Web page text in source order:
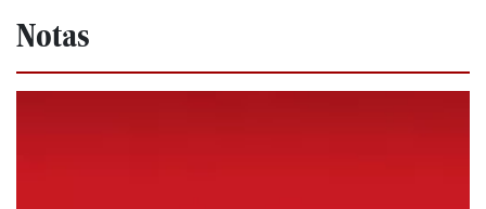
Notas